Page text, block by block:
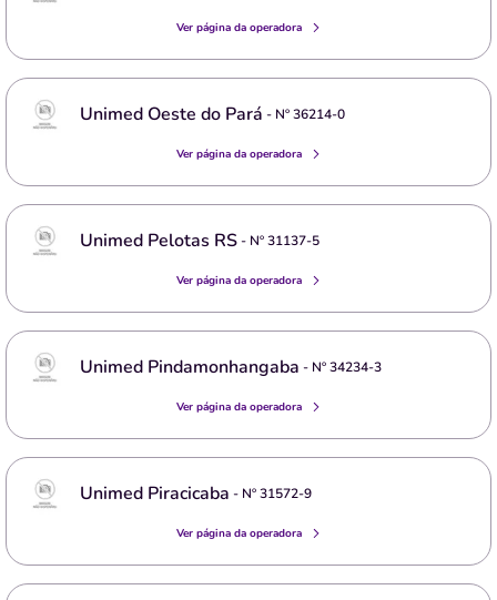
Ver página da operadora
Unimed Oeste do Pará - Nº36214-0
Ver página da operadora
Unimed Pelotas RS- Nº31137-5
Ver página da operadora
Unimed Pindamonhangaba - Nº34234-3
Ver página da operadora
Unimed Piracicaba - Nº31572-9
Ver página da operadora